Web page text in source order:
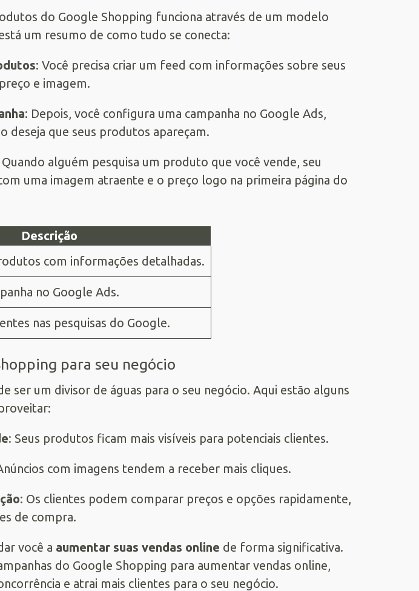
do Google Shopping funciona através de um modelo
um resumo de como tudo se conecta:
: Você precisa criar um feed com informações sobre seus
e imagem.
: Depois, você configura uma campanha no Google Ads,
deseja que seus produtos apareçam.
Quando alguém pesquisa um produto que você vende, seu
uma imagem atraente e o preço logo na primeira página do
Descrição
com informações detalhadas.
no Google Ads.
nas pesquisas do Google.
para seu negócio
ser um divisor de águas para o seu negócio. Aqui estão alguns
: Seus produtos ficam mais visíveis para potenciais clientes.
com imagens tendem a receber mais cliques.
: Os clientes podem comparar preços e opções rapidamente,
de compra.
você a aumentar suas vendas online de forma significativa.
do Google Shopping para aumentar vendas online,
e atrai mais clientes para o seu negócio.